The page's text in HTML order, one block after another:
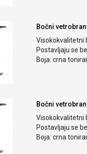
Bočni
Visokokvalitetni
Postavljaju se
Boja: crna
Bočni
Visokokvalitetni
Postavljaju se
Boja: crna